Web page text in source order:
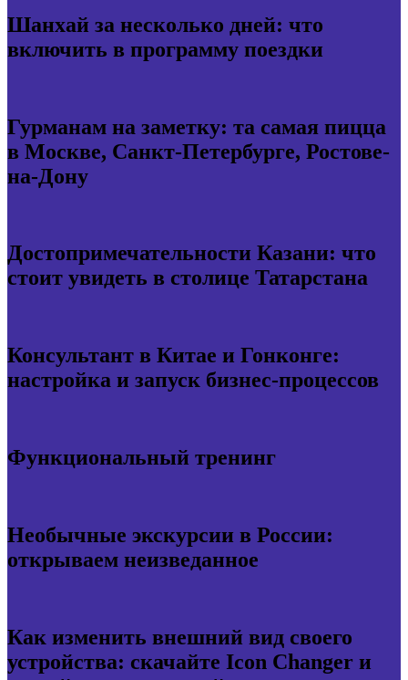
Шанхай за несколько дней: что
включить в программу поездки
Гурманам на заметку: та самая пицца
в Москве, Санкт-Петербурге, Ростове-
на-Дону
Достопримечательности Казани: что
стоит увидеть в столице Татарстана
Консультант в Китае и Гонконге:
настройка и запуск бизнес-процессов
Функциональный тренинг
Необычные экскурсии в России:
открываем неизведанное
Как изменить внешний вид своего
устройства: скачайте Icon Changer и